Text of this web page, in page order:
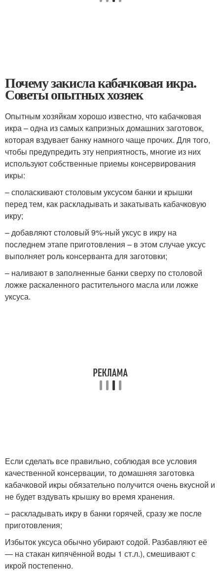
Почему закисла кабачковая икра.
Советы опытных хозяек
Опытным хозяйкам хорошо известно, что кабачковая
икра – одна из самых капризных домашних заготовок,
которая вздувает банку намного чаще прочих. Для того,
чтобы предупредить эту неприятность, многие из них
используют собственные приемы консервирования
икры:
– споласкивают столовым уксусом банки и крышки
перед тем, как раскладывать и закатывать кабачковую
икру;
– добавляют столовый 9%-ный уксус в икру на
последнем этапе приготовления – в этом случае уксус
выполняет роль консерванта для заготовки;
– наливают в заполненные банки сверху по столовой
ложке раскаленного растительного масла или ложке
уксуса.
Если сделать все правильно, соблюдая все условия
качественной консервации, то домашняя заготовка
кабачковой икры обязательно получится очень вкусной и
не будет вздувать крышку во время хранения.
– раскладывать икру в банки горячей, сразу же после
приготовления;
Избыток уксуса обычно убирают содой. Разбавляют её
— на стакан кипячённой воды 1 ст.л.), смешивают с
икрой постепенно.